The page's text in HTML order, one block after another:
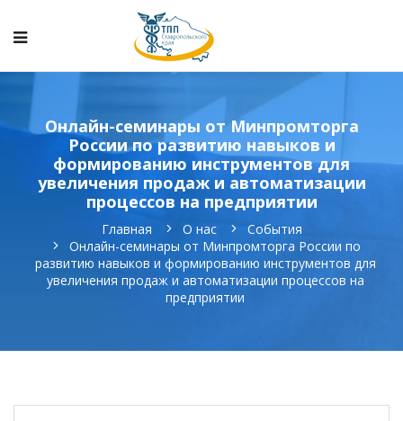
Онлайн-семинары от Минпромторга
России по развитию навыков и
формированию инструментов для
увеличения продаж и автоматизации
процессов на предприятии
Главная О нас
События
Онлайн-семинары от Минпромторга России по
развитию навыков и формированию инструментов для
увеличения продаж и автоматизации процессов на
предприятии